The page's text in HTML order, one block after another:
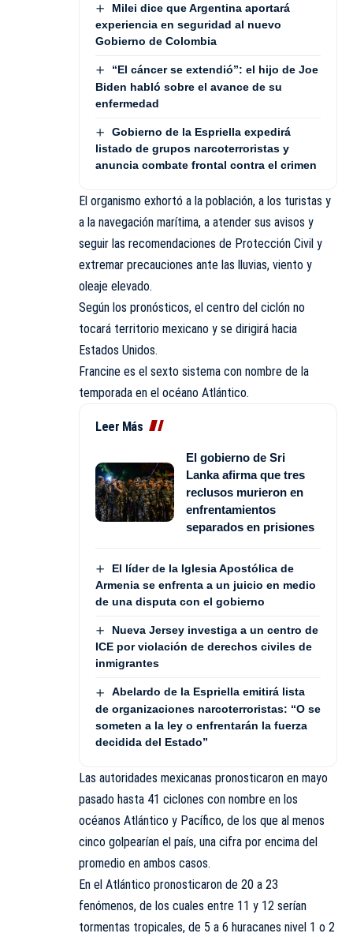
Milei dice que Argentina aportará
experiencia en seguridad al nuevo
Gobierno de Colombia
“El cáncer se extendió”: el hijo de Joe
Biden habló sobre el avance de su
enfermedad
Gobierno de la Espriella expedirá
listado de grupos narcoterroristas y
anuncia combate frontal contra el crimen
El organismo exhortó a la población, a los turistas y
a la navegación marítima, a atender sus avisos y
seguir las recomendaciones de Protección Civil y
extremar precauciones ante las lluvias, viento y
oleaje elevado.
Según los pronósticos, el centro del ciclón no
tocará territorio mexicano y se dirigirá hacia
Estados Unidos.
Francine es el sexto sistema con nombre de la
temporada en el océano Atlántico.
Leer Más
El gobierno de Sri
Lanka afirma que tres
reclusos murieron en
enfrentamientos
separados en prisiones
El líder de la Iglesia Apostólica de
Armenia se enfrenta a un juicio en medio
de una disputa con el gobierno
Nueva Jersey investiga a un centro de
ICE por violación de derechos civiles de
inmigrantes
Abelardo de la Espriella emitirá lista
de organizaciones narcoterroristas: “O se
someten a la ley o enfrentarán la fuerza
decidida del Estado”
Las autoridades mexicanas pronosticaron en mayo
pasado hasta 41 ciclones con nombre en los
océanos Atlántico y Pacífico, de los que al menos
cinco golpearían el país, una cifra por encima del
promedio en ambos casos.
En el Atlántico pronosticaron de 20 a 23
fenómenos, de los cuales entre 11 y 12 serían
tormentas tropicales, de 5 a 6 huracanes nivel 1 o 2